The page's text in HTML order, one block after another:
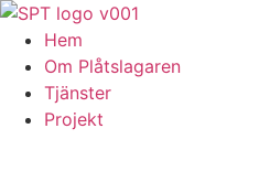
Skip
content
Hem
Om Plåtslagaren
Tjänster
Projekt